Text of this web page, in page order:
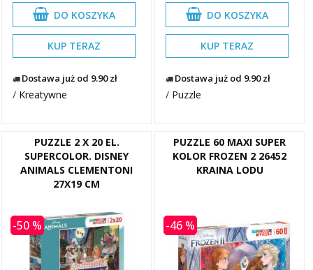
DO KOSZYKA
KUP TERAZ
Dostawa już od 9.90 zł
/ Kreatywne
DO KOSZYKA
KUP TERAZ
Dostawa już od 9.90 zł
/ Puzzle
PUZZLE 2 X 20 EL.
SUPERCOLOR. DISNEY
ANIMALS CLEMENTONI
27X19 CM
-50 %
PUZZLE 60 MAXI SUPER
KOLOR FROZEN 2 26452
KRAINA LODU
-46 %